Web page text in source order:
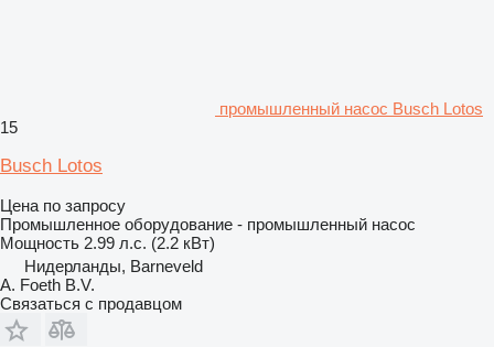
промышленный насос Busch Lotos
15
Busch Lotos
Цена по запросу
Промышленное оборудование - промышленный насос
Мощность 2.99 л.с. (2.2 кВт)
Нидерланды, Barneveld
A. Foeth B.V.
Связаться с продавцом